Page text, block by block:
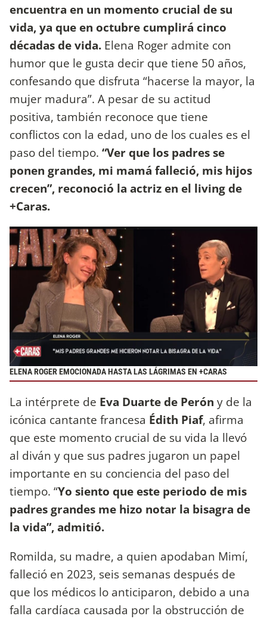
encuentra en un momento crucial de su
vida, ya que en octubre cumplirá cinco
décadas de vida. Elena Roger admite con
humor que le gusta decir que tiene 50 años,
confesando que disfruta “hacerse la mayor, la
mujer madura”. A pesar de su actitud
positiva, también reconoce que tiene
conflictos con la edad, uno de los cuales es el
paso del tiempo. “Ver que los padres se
ponen grandes, mi mamá falleció, mis hijos
crecen”, reconoció la actriz en el living de
+Caras.
ELENA ROGER EMOCIONADA HASTA LAS LÁGRIMAS EN +CARAS
La intérprete de Eva Duarte de Perón y de la
icónica cantante francesa Édith Piaf, afirma
que este momento crucial de su vida la llevó
al diván y que sus padres jugaron un papel
importante en su conciencia del paso del
tiempo. “Yo siento que este periodo de mis
padres grandes me hizo notar la bisagra de
la vida”, admitió.
Romilda, su madre, a quien apodaban Mimí,
falleció en 2023, seis semanas después de
que los médicos lo anticiparon, debido a una
falla cardíaca causada por la obstrucción de